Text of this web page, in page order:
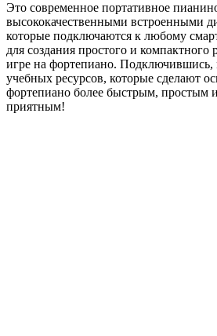
Это современное портативное
высококачественными встроенными
которые подключаются к любому
для создания простого и компактного
игре на фортепиано. Подключившись,
учебных ресурсов, которые сделают
фортепиано более быстрым, простым
приятным!